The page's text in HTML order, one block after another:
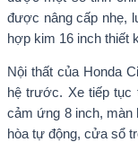
được nâng cấp nhẹ,
hợp kim 16 inch thiết
Nội thất của Honda
hệ trước. Xe tiếp tục
cảm ứng 8 inch, màn
hòa tự động, cửa sổ